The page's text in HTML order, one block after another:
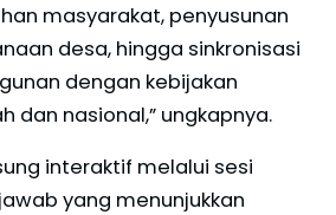
masyarakat, penyusunan
desa, hingga sinkronisasi
dengan kebijakan
dan nasional,” ungkapnya.
interaktif melalui sesi
yang menunjukkan